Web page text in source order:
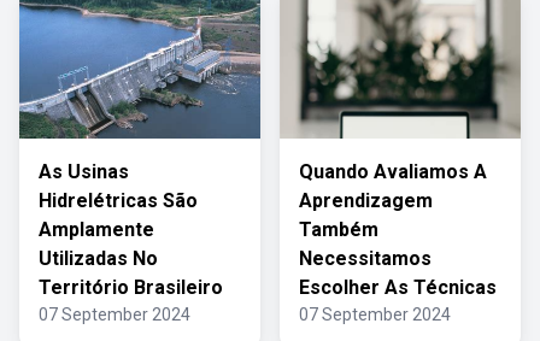
As Usinas
Hidrelétricas São
Amplamente
Utilizadas No
Território Brasileiro
07 September 2024
Quando Avaliamos A
Aprendizagem
Também
Necessitamos
Escolher As Técnicas
07 September 2024